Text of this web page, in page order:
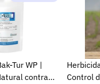
Tur WP |
contra
Control